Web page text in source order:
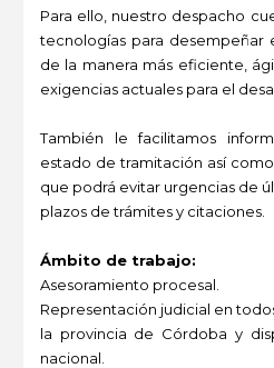
Para ello, nuestro despacho
tecnologías para desempeñar
de la manera más eficiente,
exigencias actuales para el
También le facilitamos
estado de tramitación así
que podrá evitar urgencias de
plazos de trámites y citaciones.
Ámbito de trabajo:
Asesoramiento procesal.
Representación judicial en
la provincia de Córdoba y
nacional.